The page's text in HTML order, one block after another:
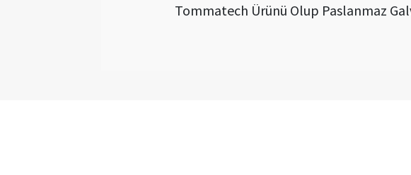
Tommatech Ürünü Olup Paslanmaz